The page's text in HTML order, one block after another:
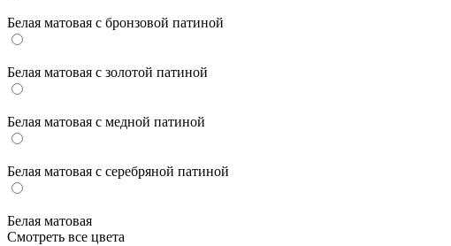
Белая матовая с бронзовой патиной
Белая матовая с золотой патиной
Белая матовая с медной патиной
Белая матовая с серебряной патиной
Белая матовая
Смотреть все цвета